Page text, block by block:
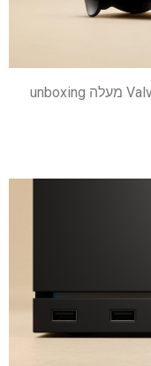
השקת בקר Steam קרובה כאשר Valve מעלה unboxing